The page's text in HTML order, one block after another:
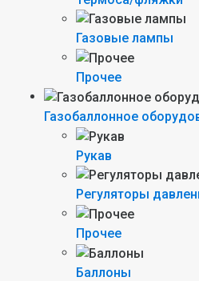
Газовые лампы
Прочее
Газобаллонное
Рукав
Регуляторы
Прочее
Баллоны